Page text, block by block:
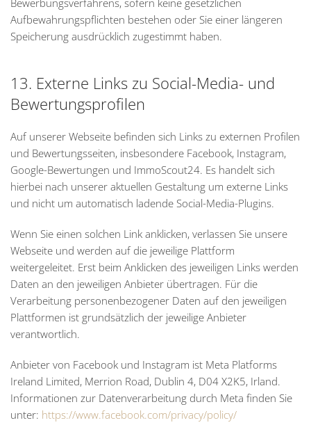
Bewerbungsverfahrens, sofern keine gesetzlichen
Aufbewahrungspflichten bestehen oder Sie einer längeren
Speicherung ausdrücklich zugestimmt haben.
13. Externe Links zu Social-Media- und
Bewertungsprofilen
Auf unserer Webseite befinden sich Links zu externen Profilen
und Bewertungsseiten, insbesondere Facebook, Instagram,
Google-Bewertungen und ImmoScout24. Es handelt sich
hierbei nach unserer aktuellen Gestaltung um externe Links
und nicht um automatisch ladende Social-Media-Plugins.
Wenn Sie einen solchen Link anklicken, verlassen Sie unsere
Webseite und werden auf die jeweilige Plattform
weitergeleitet. Erst beim Anklicken des jeweiligen Links werden
Daten an den jeweiligen Anbieter übertragen. Für die
Verarbeitung personenbezogener Daten auf den jeweiligen
Plattformen ist grundsätzlich der jeweilige Anbieter
verantwortlich.
Anbieter von Facebook und Instagram ist Meta Platforms
Ireland Limited, Merrion Road, Dublin 4, D04 X2K5, Irland.
Informationen zur Datenverarbeitung durch Meta finden Sie
unter: https://www.facebook.com/privacy/policy/